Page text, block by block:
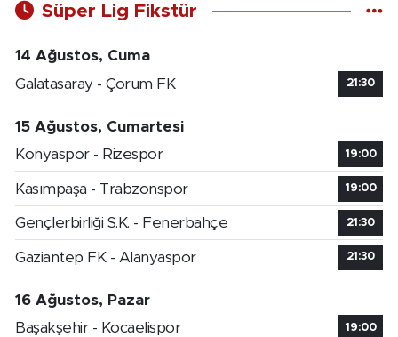
Süper Lig Fikstür
14 Ağustos, Cuma
Galatasaray - Çorum FK
21:30
15 Ağustos, Cumartesi
Konyaspor - Rizespor
19:00
Kasımpaşa - Trabzonspor 19:00
Gençlerbirliği S.K. - Fenerbahçe 21:30
Gaziantep FK - Alanyaspor 21:30
16 Ağustos, Pazar
Başakşehir - Kocaelispor
19:00